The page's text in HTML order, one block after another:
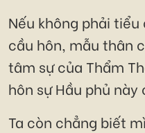
Nếu không phải
cầu hôn, mẫu thân
tâm sự của Thẩm
hôn sự Hầu phủ này
Ta còn chẳng biết